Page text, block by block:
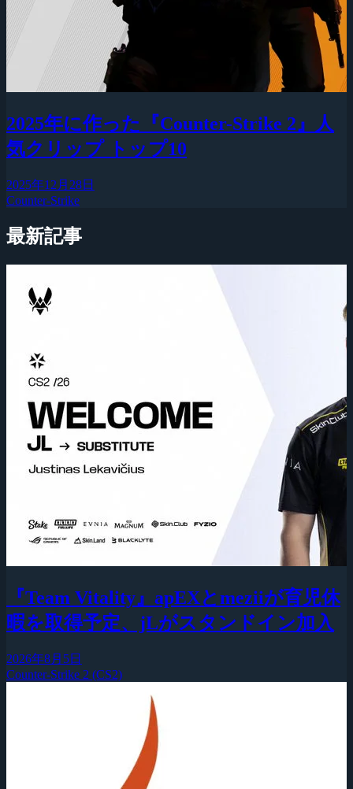
2025年に作った『Counter-Strike 2』人
気クリップ トップ10
2025年12月28日
Counter-Strike
最新記事
『Team Vitality』apEXとmeziiが育児休
暇を取得予定、jLがスタンドイン加入
2026年8月5日
Counter-Strike 2 (CS2)